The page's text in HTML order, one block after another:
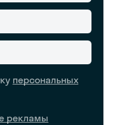
персональных
рекламы